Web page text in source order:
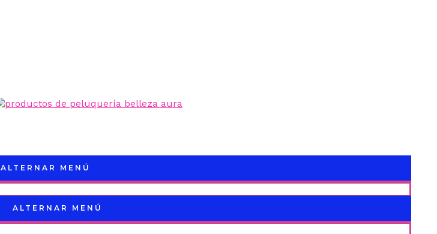
ALTERNAR MENÚ
ALTERNAR MENÚ